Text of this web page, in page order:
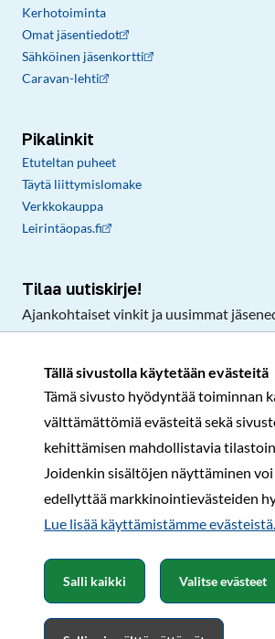
Tällä sivustolla käytetään evästeitä
Tämä sivusto hyödyntää toiminnan
välttämättömiä evästeitä sekä
kehittämisen mahdollistavia
Joidenkin sisältöjen näyttäminen voi
edellyttää markkinointievästeiden
Lue lisää käyttämistämme evästeistä.​​​​​​
Salli kaikki Valitse evästeet
Kerhotoiminta
Omat jäsentiedot
Sähköinen jäsenkortti
Caravan-lehti
Pikalinkit
Etuteltan puheet
Täytä liittymislomake
Verkkokauppa
Leirintäopas.fi
Tilaa uutiskirje!
Ajankohtaiset vinkit ja uusimmat
Rekisteri- ja tietosuojaseloste